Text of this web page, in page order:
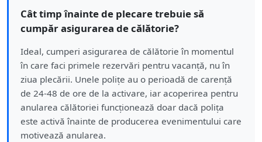
Cât timp înainte de plecare trebuie să
cumpăr asigurarea de călătorie?
Ideal, cumperi asigurarea de călătorie în momentul
în care faci primele rezervări pentru vacanță, nu în
ziua plecării. Unele polițe au o perioadă de carență
de 24-48 de ore de la activare, iar acoperirea pentru
anularea călătoriei funcționează doar dacă polița
este activă înainte de producerea evenimentului care
motivează anularea.